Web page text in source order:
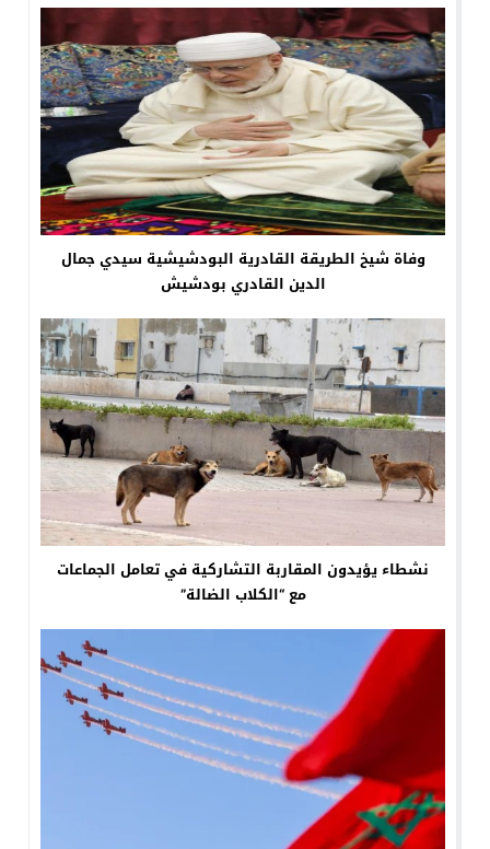
وفاة شيخ الطريقة القادرية البودشيشية سيدي جمال
الدين القادري بودشيش
نشطاء يؤيدون المقاربة التشاركية في تعامل الجماعات
مع “الكلاب الضالة”